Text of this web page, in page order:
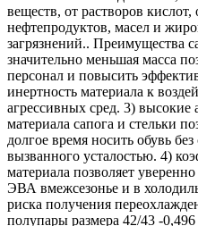
веществ, от растворов
нефтепродуктов, масел и
загрязнений.. Преимущества
значительно меньшая масса
персонал и повысить
инертность материала к
агрессивных сред. 3) высокие
материала сапога и стельки
долгое время носить обувь
вызванного усталостью. 4)
материала позволяет
ЭВА вмежсезонье и в
риска получения
полупары размера 42/43 -